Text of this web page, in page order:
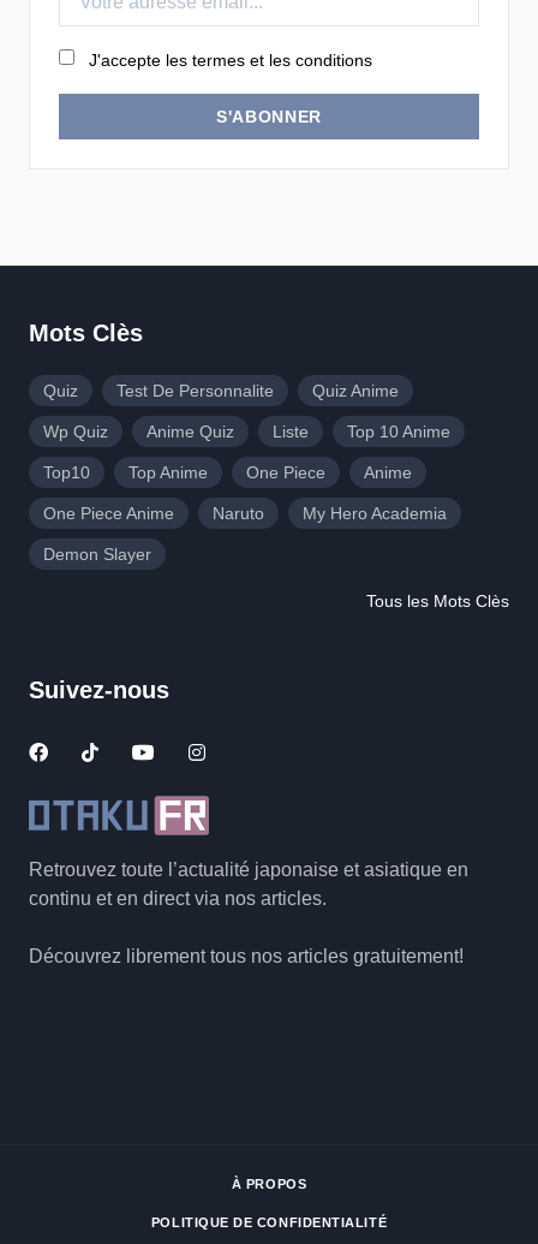
J'accepte les termes et les conditions
S'ABONNER
Retrouvez toute l’actualité japonaise et asiatique en
continu et en direct via nos articles.
Découvrez librement tous nos articles gratuitement!
Mots Clès
Quiz Test De Personnalite Quiz Anime
Wp Quiz Anime Quiz Liste Top 10 Anime
Top10 Top Anime One Piece Anime
One Piece Anime Naruto My Hero Academia
Demon Slayer
Tous les Mots Clès
Suivez-nous
À PROPOS
POLITIQUE DE CONFIDENTIALITÉ